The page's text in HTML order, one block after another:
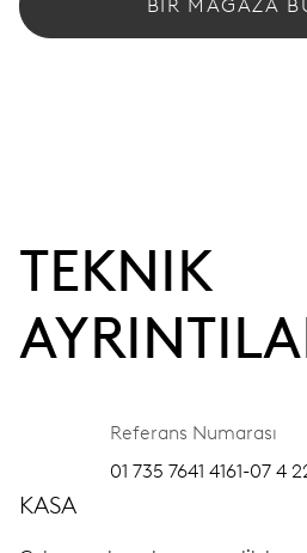
BIR MAĞAZA
TEKNIK
Referans Numarası
01 735 7641 4161-07 4
KASA